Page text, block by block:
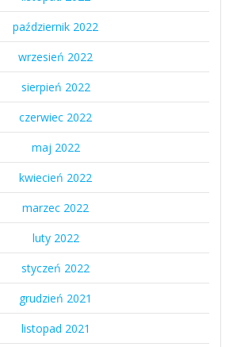
październik 2022
wrzesień 2022
sierpień 2022
czerwiec 2022
maj 2022
kwiecień 2022
marzec 2022
luty 2022
styczeń 2022
grudzień 2021
listopad 2021